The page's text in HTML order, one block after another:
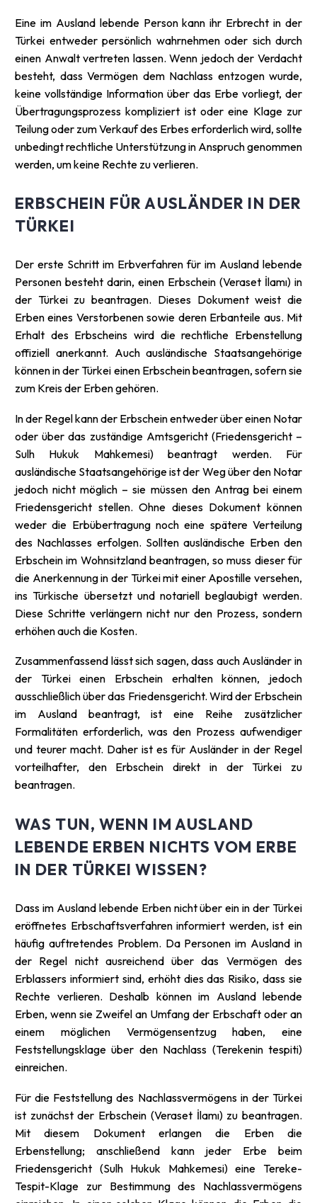
Eine im Ausland lebende Person kann ihr Erbrecht in der
Türkei entweder persönlich wahrnehmen oder sich durch
einen Anwalt vertreten lassen. Wenn jedoch der Verdacht
besteht, dass Vermögen dem Nachlass entzogen wurde,
keine vollständige Information über das Erbe vorliegt, der
Übertragungsprozess kompliziert ist oder eine Klage zur
Teilung oder zum Verkauf des Erbes erforderlich wird, sollte
unbedingt rechtliche Unterstützung in Anspruch genommen
werden, um keine Rechte zu verlieren.
ERBSCHEIN FÜR AUSLÄNDER IN DER
TÜRKEI
Der erste Schritt im Erbverfahren für im Ausland lebende
Personen besteht darin, einen Erbschein (Veraset İlamı) in
der Türkei zu beantragen. Dieses Dokument weist die
Erben eines Verstorbenen sowie deren Erbanteile aus. Mit
Erhalt des Erbscheins wird die rechtliche Erbenstellung
offiziell anerkannt. Auch ausländische Staatsangehörige
können in der Türkei einen Erbschein beantragen, sofern sie
zum Kreis der Erben gehören.
In der Regel kann der Erbschein entweder über einen Notar
oder über das zuständige Amtsgericht (Friedensgericht –
Sulh Hukuk Mahkemesi) beantragt werden. Für
ausländische Staatsangehörige ist der Weg über den Notar
jedoch nicht möglich – sie müssen den Antrag bei einem
Friedensgericht stellen. Ohne dieses Dokument können
weder die Erbübertragung noch eine spätere Verteilung
des Nachlasses erfolgen. Sollten ausländische Erben den
Erbschein im Wohnsitzland beantragen, so muss dieser für
die Anerkennung in der Türkei mit einer Apostille versehen,
ins Türkische übersetzt und notariell beglaubigt werden.
Diese Schritte verlängern nicht nur den Prozess, sondern
erhöhen auch die Kosten.
Zusammenfassend lässt sich sagen, dass auch Ausländer in
der Türkei einen Erbschein erhalten können, jedoch
ausschließlich über das Friedensgericht. Wird der Erbschein
im Ausland beantragt, ist eine Reihe zusätzlicher
Formalitäten erforderlich, was den Prozess aufwendiger
und teurer macht. Daher ist es für Ausländer in der Regel
vorteilhafter, den Erbschein direkt in der Türkei zu
beantragen.
WAS TUN, WENN IM AUSLAND
LEBENDE ERBEN NICHTS VOM ERBE
IN DER TÜRKEI WISSEN?
Dass im Ausland lebende Erben nicht über ein in der Türkei
eröffnetes Erbschaftsverfahren informiert werden, ist ein
häufig auftretendes Problem. Da Personen im Ausland in
der Regel nicht ausreichend über das Vermögen des
Erblassers informiert sind, erhöht dies das Risiko, dass sie
Rechte verlieren. Deshalb können im Ausland lebende
Erben, wenn sie Zweifel an Umfang der Erbschaft oder an
einem möglichen Vermögensentzug haben, eine
Feststellungsklage über den Nachlass (Terekenin tespiti)
einreichen.
Für die Feststellung des Nachlassvermögens in der Türkei
ist zunächst der Erbschein (Veraset İlamı) zu beantragen.
Mit diesem Dokument erlangen die Erben die
Erbenstellung; anschließend kann jeder Erbe beim
Friedensgericht (Sulh Hukuk Mahkemesi) eine Tereke-
Tespit-Klage zur Bestimmung des Nachlassvermögens